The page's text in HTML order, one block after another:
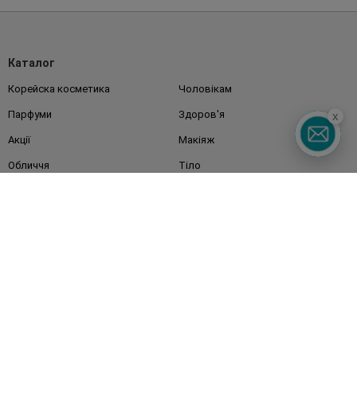
Каталог
Корейска косметика Чоловікам
Парфуми Здоров'я
Акції Макіяж
Обличчя Тіло
x